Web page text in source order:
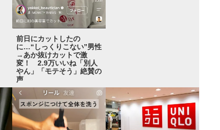
前日にカットしたの
に…“しっくりこない”男性
→あか抜けカットで激
変！ 2.9万いいね「別人
やん」「モテそう」絶賛の
声